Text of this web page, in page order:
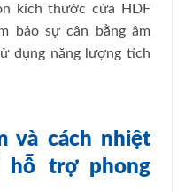
kích thước cửa HDF
bảo sự cân bằng âm
dụng năng lượng tích
và cách nhiệt
hỗ trợ phong